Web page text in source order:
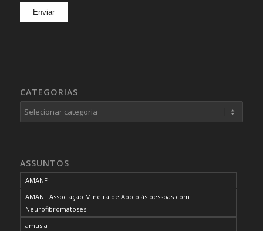
CATEGORIAS
Categorias
ASSUNTOS
AMANF
AMANF Associação Mineira de Apoio às pessoas com
Neurofibromatoses
amusia